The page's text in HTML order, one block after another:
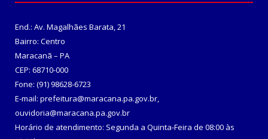
End.: Av. Magalhães Barata, 21
Bairro: Centro
Maracanã – PA
CEP: 68710-000
Fone: (91) 98628-6723
E-mail: prefeitura@maracana.pa.gov.br,
ouvidoria@maracana.pa.gov.br
Horário de atendimento: Segunda a Quinta-Feira de 08:00 às